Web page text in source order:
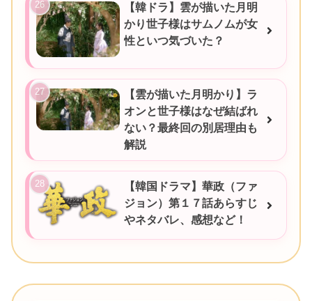
【韓ドラ】雲が描いた月明
かり世子様はサムノムが女
性といつ気づいた？
【雲が描いた月明かり】ラ
オンと世子様はなぜ結ばれ
ない？最終回の別居理由も
解説
【韓国ドラマ】華政（ファ
ジョン）第１７話あらすじ
やネタバレ、感想など！